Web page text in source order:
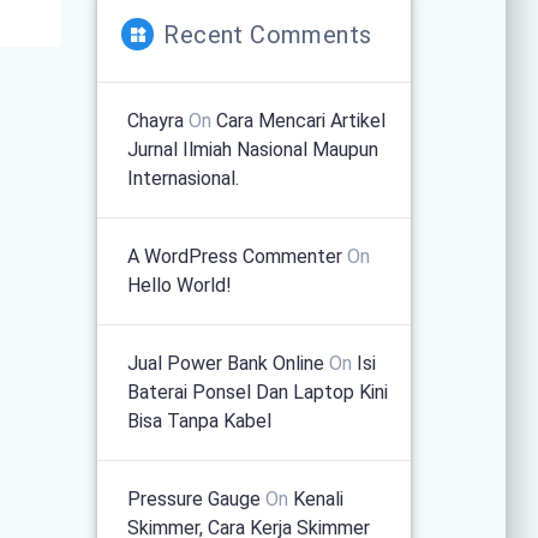
Recent Comments
Chayra OnCara Mencari Artikel
Jurnal Ilmiah Nasional Maupun
Internasional.
A WordPress Commenter On
Hello World!
Jual Power Bank Online On Isi
Baterai Ponsel Dan Laptop Kini
Bisa Tanpa Kabel
Pressure Gauge On Kenali
Skimmer, Cara Kerja Skimmer